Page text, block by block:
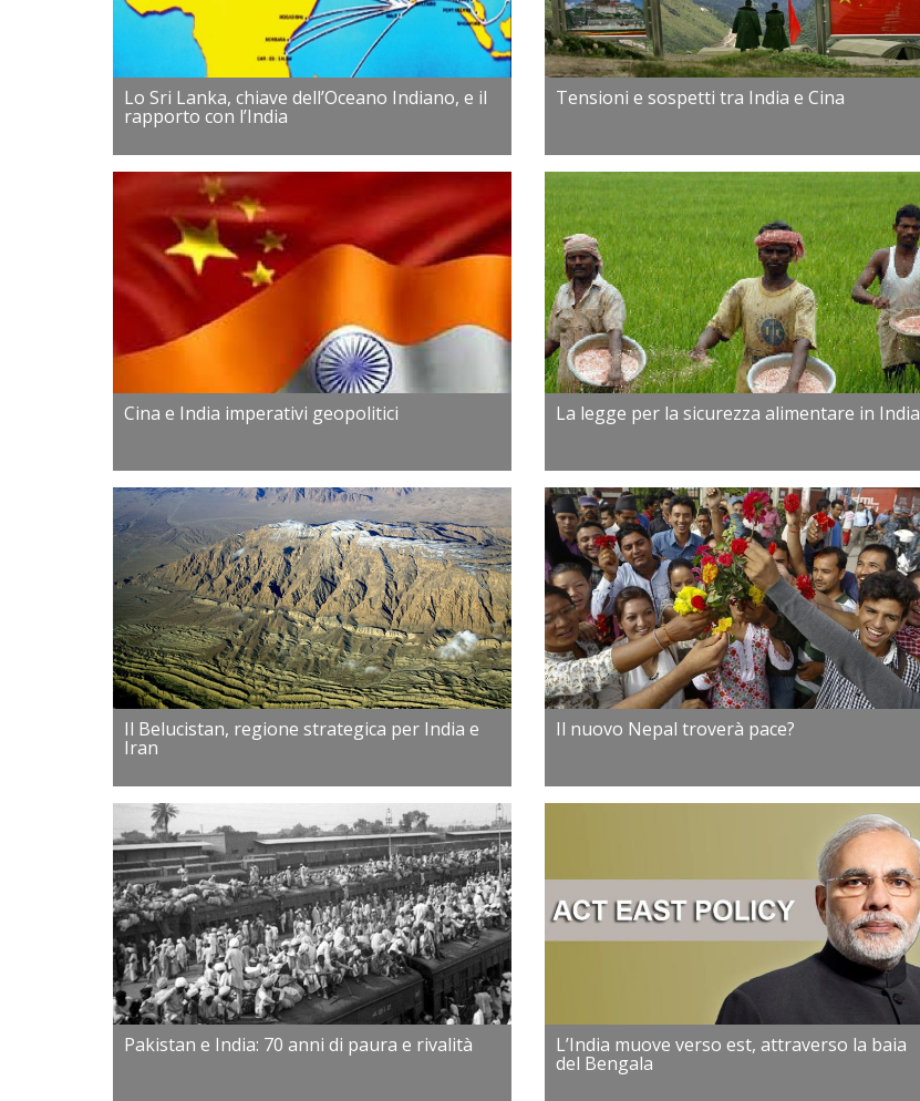
Lo Sri Lanka, chiave dell’Oceano Indiano, e il
rapporto con l’India
Tensioni e sospetti tra India e Cina
Cina e India imperativi geopolitici La legge per la sicurezza alimentare in India
Il Belucistan, regione strategica per India e
Iran
Il nuovo Nepal troverà pace?
Pakistan e India: 70 anni di paura e rivalità L’India muove verso est, attraverso la baia
del Bengala